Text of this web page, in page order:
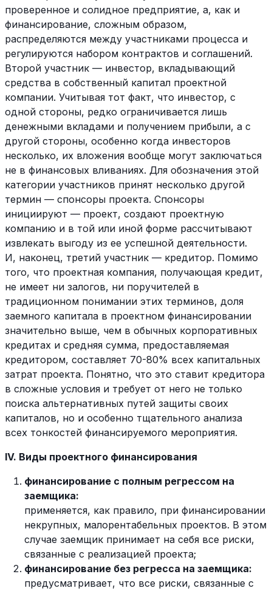
проверенное и солидное предприятие, а, как и
финансирование, сложным образом,
распределяются между участниками процесса и
регулируются набором контрактов и соглашений.
Второй участник — инвестор, вкладывающий
средства в собственный капитал проектной
компании. Учитывая тот факт, что инвестор, с
одной стороны, редко ограничивается лишь
денежными вкладами и получением прибыли, а с
другой стороны, особенно когда инвесторов
несколько, их вложения вообще могут заключаться
не в финансовых вливаниях. Для обозначения этой
категории участников принят несколько другой
термин — спонсоры проекта. Спонсоры
инициируют — проект, создают проектную
компанию и в той или иной форме рассчитывают
извлекать выгоду из ее успешной деятельности.
И, наконец, третий участник — кредитор. Помимо
того, что проектная компания, получающая кредит,
не имеет ни залогов, ни поручителей в
традиционном понимании этих терминов, доля
заемного капитала в проектном финансировании
значительно выше, чем в обычных корпоративных
кредитах и средняя сумма, предоставляемая
кредитором, составляет 70-80% всех капитальных
затрат проекта. Понятно, что это ставит кредитора
в сложные условия и требует от него не только
поиска альтернативных путей защиты своих
капиталов, но и особенно тщательного анализа
всех тонкостей финансируемого мероприятия.
IV. Виды проектного финансирования
финансирование с полным регрессом на
заемщика:
применяется, как правило, при финансировании
некрупных, малорентабельных проектов. В этом
случае заемщик принимает на себя все риски,
связанные с реализацией проекта;
финансирование без регресса на заемщика:
предусматривает, что все риски, связанные с